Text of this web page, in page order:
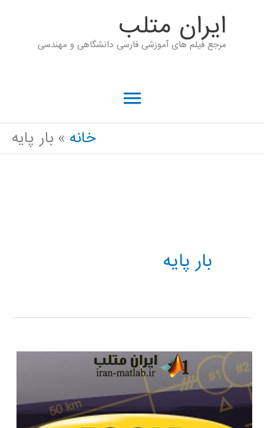
ايران متلب
مرجع فیلم های آموزشی فارسی دانشگاهی و مهندسی
فهرست
اصلیخانه بار پایه
بار پایه